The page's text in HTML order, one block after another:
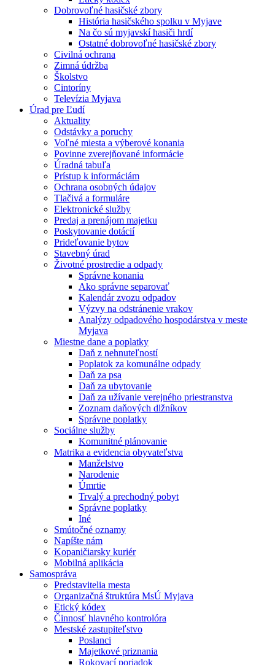
Dobrovoľné hasičské zbory
História hasičského spolku v Myjave
Na čo sú myjavskí hasiči hrdí
Ostatné dobrovoľné hasičské zbory
Civilná ochrana
Zimná údržba
Školstvo
Cintoríny
Televízia Myjava
Úrad pre Ľudí
Aktuality
Odstávky a poruchy
Voľné miesta a výberové konania
Povinne zverejňované informácie
Úradná tabuľa
Prístup k informáciám
Ochrana osobných údajov
Tlačivá a formuláre
Elektronické služby
Predaj a prenájom majetku
Poskytovanie dotácií
Prideľovanie bytov
Stavebný úrad
Životné prostredie a odpady
Správne konania
Ako správne separovať
Kalendár zvozu odpadov
Výzvy na odstránenie vrakov
Analýzy odpadového hospodárstva v meste
Myjava
Miestne dane a poplatky
Daň z nehnuteľností
Poplatok za komunálne odpady
Daň za psa
Daň za ubytovanie
Daň za užívanie verejného priestranstva
Zoznam daňových dlžníkov
Správne poplatky
Sociálne služby
Komunitné plánovanie
Matrika a evidencia obyvateľstva
Manželstvo
Narodenie
Úmrtie
Trvalý a prechodný pobyt
Správne poplatky
Iné
Smútočné oznamy
Napíšte nám
Kopaničiarsky kuriér
Mobilná aplikácia
Samospráva
Predstavitelia mesta
Organizačná štruktúra MsÚ Myjava
Etický kódex
Činnosť hlavného kontrolóra
Mestské zastupiteľstvo
Poslanci
Majetkové priznania
Rokovací poriadok